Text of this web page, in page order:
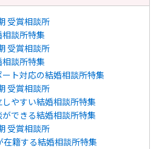
受賞相談所
談所特集
受賞相談所
談所特集
ト対応の結婚相談所特集
受賞相談所
やすい結婚相談所特集
できる結婚相談所特集
受賞相談所
籍する結婚相談所特集